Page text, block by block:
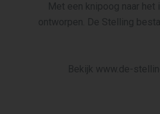
Met een knipoog naar
ontworpen. De Stelling
Bekijk www.de-